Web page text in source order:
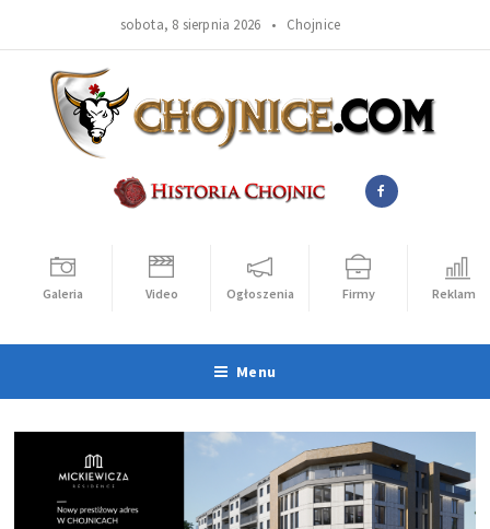
sobota, 8 sierpnia 2026 • Chojnice
Galeria Video Ogłoszenia Firmy Reklama
Menu